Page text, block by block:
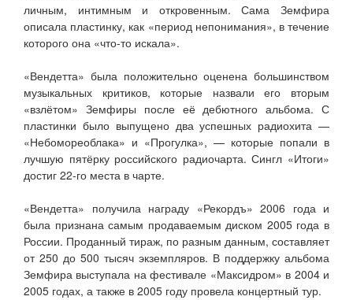
личным, интимным и откровенным. Сама Земфира
описала пластинку, как «период непонимания», в течение
которого она «что-то искала».
«Вендетта» была положительно оценена большинством
музыкальных критиков, которые назвали его вторым
«взлётом» Земфиры после её дебютного альбома. С
пластинки было выпущено два успешных радиохита —
«Небомореоблака» и «Прогулка», — которые попали в
лучшую пятёрку российского радиочарта. Сингл «Итоги»
достиг 22-го места в чарте.
«Вендетта» получила награду «Рекордъ» 2006 года и
была признана самым продаваемым диском 2005 года в
России. Проданный тираж, по разным данным, составляет
от 250 до 500 тысяч экземпляров. В поддержку альбома
Земфира выступала на фестивале «Максидром» в 2004 и
2005 годах, а также в 2005 году провела концертный тур.